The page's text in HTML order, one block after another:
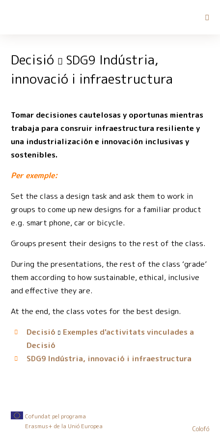
Decisió SDG9 Indústria,
innovació i infraestructura
Tomar decisiones cautelosas y oportunas mientras
trabaja para consruir infraestructura resiliente y
una industrialización e innovación inclusivas y
sostenibles.
Per exemple:
Set the class a design task and ask them to work in
groups to come up new designs for a familiar product
e.g. smart phone, car or bicycle.
Groups present their designs to the rest of the class.
During the presentations, the rest of the class ‘grade’
them according to how sustainable, ethical, inclusive
and effective they are.
At the end, the class votes for the best design.
Decisió
Exemples d'activitats vinculades a
Decisió
SDG9Indústria, innovació i infraestructura
Cofundat pel programa
Erasmus+ de la Unió Europea
Colofó